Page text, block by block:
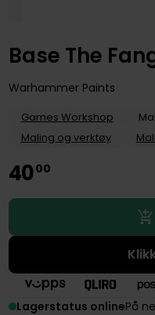
Base The
Warhammer Paints
Games Workshop
Maling og verktøy
4000
Lagerstatus onlinePå